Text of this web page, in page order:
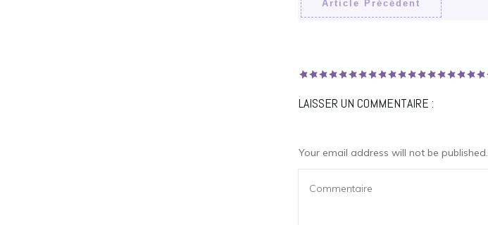
Article Précédent
LAISSER UN COMMENTAIRE :
Your email address will not be published.